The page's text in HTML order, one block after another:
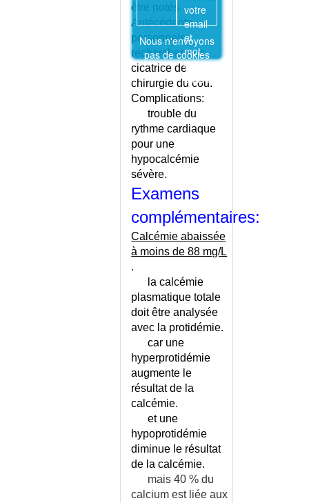
HYPOVITAMINOSE D
IATROGENIE CHEZ LA
IATROGENIE PULMONAIRE
ICTERE DE CRIGLER-NAJJAR
ICTERE DE GILBERT
IMAGERIE MEDICALE
IMAGERIE PAR RESONANCE
INCAPACITE DE TRAVAIL
INCAPACITE PERMANENTE
INCAPACITE TOTALE DE
INCOMPATIBILITE SANGUINE
FOETO-MATERNELLE
INCONTINENCE ANALE -
ECHELLE DE WEXNER
INCONTINENCE SALIVAIRE
INCONTINENCE URINAIRE -
votre
email
et
mot
de
passe
dessus.
Nous n'envoyons
pas de cookies
être notés.
Antécédents
personnels:
rechercher une
cicatrice de
chirurgie du cou.
Complications:
trouble du
rythme cardiaque
pour une
hypocalcémie
sévère.
Examens
complémentaires:
Calcémie abaissée
à moins de 88 mg/L
.
la calcémie
plasmatique totale
doit être analysée
avec la protidémie.
car une
hyperprotidémie
augmente le
résultat de la
calcémie.
et une
hypoprotidémie
diminue le résultat
de la calcémie.
mais 40 % du
calcium est liée aux